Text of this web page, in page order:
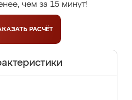
чем за 15 минут!
РАСЧЁТ